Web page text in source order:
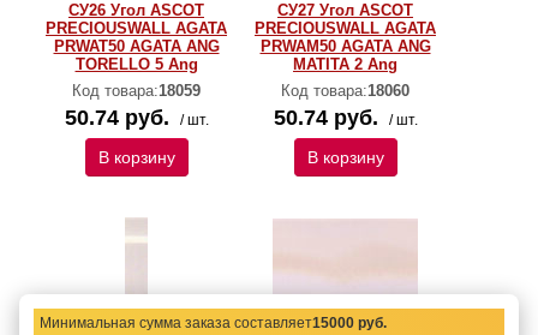
СУ26 Угол ASCOT
PRECIOUSWALL AGATA
PRWAT50 AGATA ANG
TORELLO 5 Ang
Код товара:18059
50.74 руб. / шт.
В корзину
СУ27 Угол ASCOT
PRECIOUSWALL AGATA
PRWAM50 AGATA ANG
MATITA 2 Ang
Код товара:18060
50.74 руб. / шт.
В корзину
Минимальная сумма заказа составляет15000 руб.